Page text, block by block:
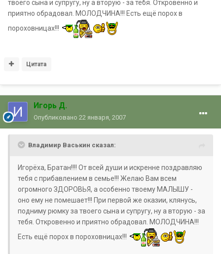
твоего сына и супругу, ну а вторую - за тебя. Откровенно и
приятно обрадовал. МОЛОДЧИНА!!! Есть ещё порох в
пороховницах!!!
Цитата
Игорь Д.
Опубликовано 22 января, 2007
Владимир Васькин сказал:
Игорёха, Братан!!!! От всей души и искренне поздравляю
тебя с прибавлением в семье!!! Желаю Вам всем
огромного ЗДОРОВЬЯ, а особенно твоему МАЛЫШУ -
оно ему не помешает!!! При первой же оказии, клянусь,
подниму рюмку за твоего сына и супругу, ну а вторую - за
тебя. Откровенно и приятно обрадовал. МОЛОДЧИНА!!!
Есть ещё порох в пороховницах!!!